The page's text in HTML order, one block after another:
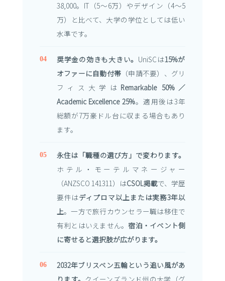
38,000。IT（5〜6万）やデザイン（4〜5
万）と比べて、大学の学位としては低い
水準です。
奨学金の効きも大きい。 UniSCは15%が
オファーに自動付帯 （申請不要）、グリ
フィス大学は Remarkable 50%／
Academic Excellence 25%。適用後は3年
総額が7万豪ドル台に収まる場合もあり
ます。
永住は「職種の選び方」で変わります。
ホテル・モーテルマネージャー
（ANZSCO 141311）はCSOL掲載で、学歴
要件はディプロマ以上または実務3年以
上。一方で旅行カウンセラー職は移住で
有利とはいえません。宿泊・イベント側
に寄せると選択肢が広がります。
2032年ブリスベン五輪という追い風があ
ります。 クイーンズランド州の大学（グ